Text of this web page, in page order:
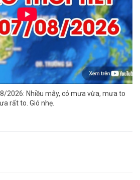
2026: Nhiều mây, có mưa vừa, mưa to
rất to. Gió nhẹ.